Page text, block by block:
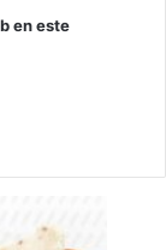
en este